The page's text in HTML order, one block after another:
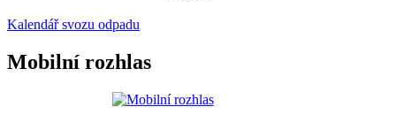
Kalendář svozu odpadu
Mobilní rozhlas